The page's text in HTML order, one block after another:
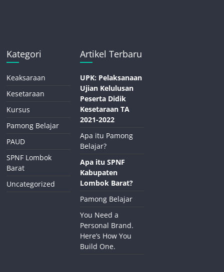
Kategori
Keaksaraan
Kesetaraan
Kursus
Pamong Belajar
PAUD
SPNF Lombok
Barat
Uncategorized
Artikel Terbaru
UPK: Pelaksanaan
Ujian Kelulusan
Peserta Didik
Kesetaraan TA
2021-2022
Apa itu Pamong
Belajar?
Apa itu SPNF
Kabupaten
Lombok Barat?
Pamong Belajar
You Need a
Personal Brand.
Here’s How You
Build One.